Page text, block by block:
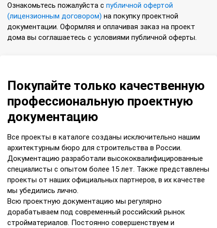
Ознакомьтесь пожалуйста с публичной офертой
(лицензионным договором) на покупку проектной
документации. Оформляя и оплачивая заказ на проект
дома вы соглашаетесь с условиями публичной оферты.
Покупайте только качественную
профессиональную проектную
документацию
Все проекты в каталоге созданы исключительно нашим
архитектурным бюро для строительства в России.
Документацию разработали высококвалифицированные
специалисты с опытом более 15 лет. Также представлены
проекты от наших официальных партнеров, в их качестве
мы убедились лично.
Всю проектную документацию мы регулярно
дорабатываем под современный российский рынок
стройматериалов. Постоянно совершенствуем и